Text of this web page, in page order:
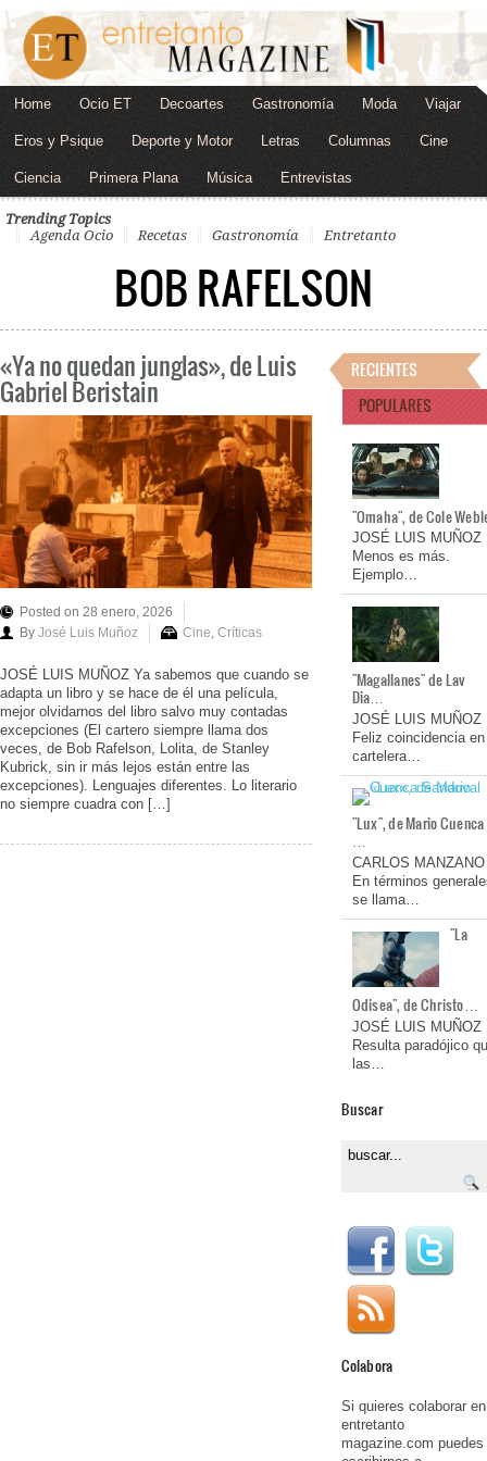
Home Ocio ET Decoartes Gastronomía Moda Viajar
Eros y Psique Deporte y Motor Letras Columnas Cine
Ciencia Primera Plana Música Entrevistas
Trending Topics
Agenda Ocio
Recetas Gastronomía Entretanto
BOB RAFELSON
«Ya no quedan junglas», de Luis
Gabriel Beristain
Posted on 28 enero, 2026
By José Luis Muñoz Cine, Críticas
JOSÉ LUIS MUÑOZ Ya sabemos que cuando se
adapta un libro y se hace de él una película,
mejor olvidarnos del libro salvo muy contadas
excepciones (El cartero siempre llama dos
veces, de Bob Rafelson, Lolita, de Stanley
Kubrick, sin ir más lejos están entre las
excepciones). Lenguajes diferentes. Lo literario
no siempre cuadra con […]
RECIENTES
POPULARES
"Omaha", de Cole
JOSÉ LUIS MUÑOZ
Menos es más.
Ejemplo…
"Magallanes" de Lav
Dia…
JOSÉ LUIS MUÑOZ
Feliz coincidencia en
cartelera…
"Lux", de Mario Cuenca
…
CARLOS MANZANO
En términos
se llama…
"La
Odisea", de Christo…
JOSÉ LUIS MUÑOZ
Resulta paradójico
las…
Buscar
Colabora
Si quieres colaborar en
entretanto
magazine.com puedes